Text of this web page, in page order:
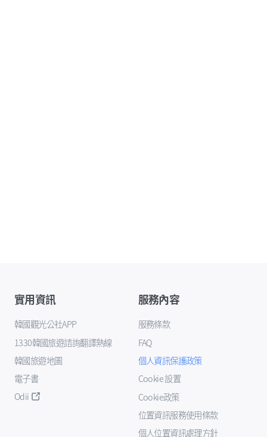
實用資訊
韓國觀光公社APP
1330韓國旅遊諮詢翻譯熱線
韓國旅遊地圖
電子書
Odii
服務內容
服務條款
FAQ
個人資訊保護政策
Cookie 設置
Cookie政策
位置資訊服務使用條款
個人位置資訊處理方針